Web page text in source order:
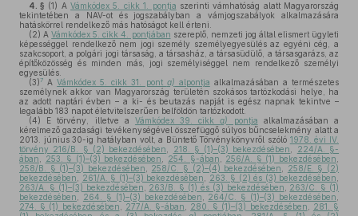
4. § (1) AVámkódex 5. cikk 1. pontja szerinti vámhatóság alatt Magyarország
tekintetében a NAV-ot és jogszabályban a vámjogszabályok alkalmazására
hatáskörrel rendelkező más hatóságot kell érteni.
(2) AVámkódex 5. cikk 4. pontjában szereplő, nemzeti jog által elismert ügyleti
képességgel rendelkező nem jogi személy személyegyesülés az egyéni cég, a
szakcsoport, a polgári jogi társaság, a társasház, a társasüdülő, a társasgarázs, az
építőközösség és minden más, jogi személyiséggel nem rendelkező személyi
egyesülés.
(3)7 AVámkódex 5. cikk 31. pont a) alpontja alkalmazásában a természetes
személynek akkor van Magyarország területén szokásos tartózkodási helye, ha
az adott naptári évben – a ki- és beutazás napját is egész napnak tekintve –
legalább 183 napot életvitelszerűen belföldön tartózkodott.
(4) E törvény, illetve a Vámkódex 39. cikka) pontja alkalmazásában a
kérelmező gazdasági tevékenységével összefüggő súlyos bűncselekmény alatt a
2013. június 30-ig hatályban volt, a Büntető Törvénykönyvről szóló 1978. évi IV.
törvény 216/B. § (2) bekezdésében
218. § (1)–(3) bekezdésében
224/A. §-
ában
253. § (1)–(3) bekezdésében 254. §-ában 256/A. § (1) bekezdésében
258/B. § (1)–(3) bekezdésében
258/C. § (2)–(4) bekezdésében
258/E. § (2)
bekezdésében
261/A. § (1)–(3) bekezdésében 263. § (2) és (3) bekezdésében
263/A. § (1)–(3) bekezdésében
263/B. § (1) és (3) bekezdésében
263/C. § (1)
bekezdésében
264. § (1)–(3) bekezdésében 264/C. § (1)–(3) bekezdésében
274. § (1) bekezdésében
277/A. §-ában 280. § (1)–(3) bekezdésében
281. §